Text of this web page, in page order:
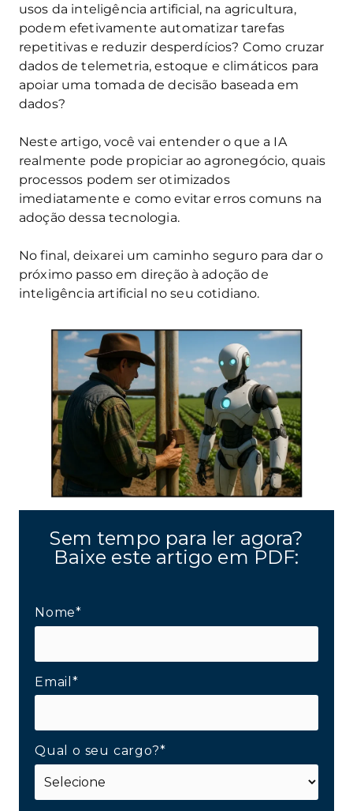
usos da inteligência artificial, na agricultura,
podem efetivamente automatizar tarefas
repetitivas e reduzir desperdícios? Como cruzar
dados de telemetria, estoque e climáticos para
apoiar uma tomada de decisão baseada em
dados?
Neste artigo, você vai entender o que a IA
realmente pode propiciar ao agronegócio, quais
processos podem ser otimizados
imediatamente e como evitar erros comuns na
adoção dessa tecnologia.
No final, deixarei um caminho seguro para dar o
próximo passo em direção à adoção de
inteligência artificial no seu cotidiano.
Sem tempo para ler agora?
Baixe este artigo em PDF:
Nome*
Email*
Qual o seu cargo?*